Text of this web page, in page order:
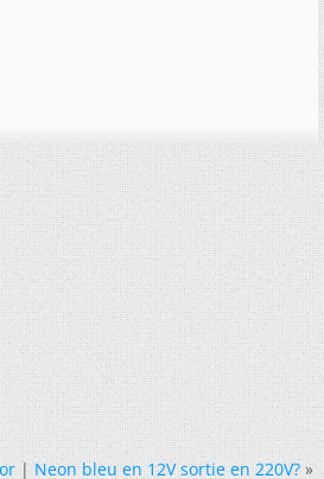
|Neon bleu en 12V sortie en 220V? »